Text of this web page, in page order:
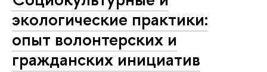
экологические практики:
опыт волонтерских и
гражданских инициатив